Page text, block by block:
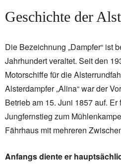
Geschichte der
Die Bezeichnung „Dampfer“ ist
Jahrhundert veraltet. Seit den
Motorschiffe für die
Alsterdampfer „Alina“ war der
Betrieb am 15. Juni 1857 auf.
Jungfernstieg zum
Fährhaus mit mehreren
Anfangs diente er